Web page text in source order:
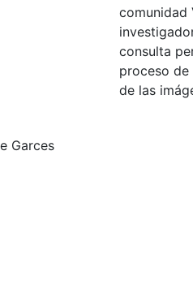
Garces
comunidad
consulta
proceso
de las